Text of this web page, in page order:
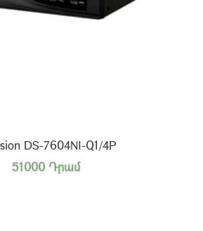
DS-7604NI-Q1/4P
51000 Դրամ